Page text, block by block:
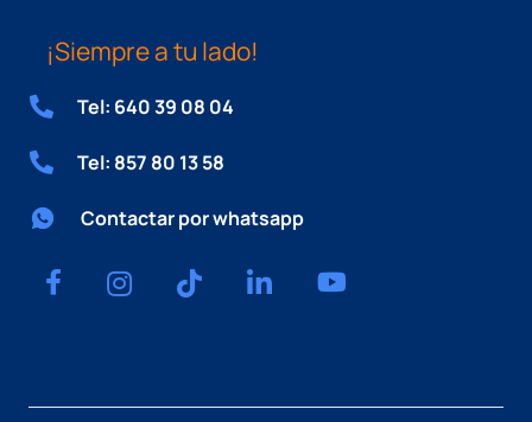
¡Siempre a tu lado!
Tel: 640 39 08 04
Tel: 857 80 13 58
Contactar por whatsapp